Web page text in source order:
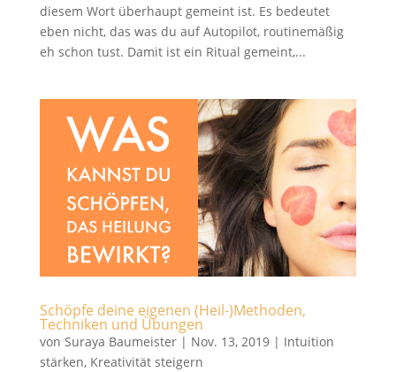
diesem Wort überhaupt gemeint ist. Es bedeutet
eben nicht, das was du auf Autopilot, routinemäßig
eh schon tust. Damit ist ein Ritual gemeint,...
Schöpfe deine eigenen (Heil-)Methoden,
Techniken und Übungen
von Suraya Baumeister| Nov. 13, 2019| Intuition
stärken, Kreativität steigern